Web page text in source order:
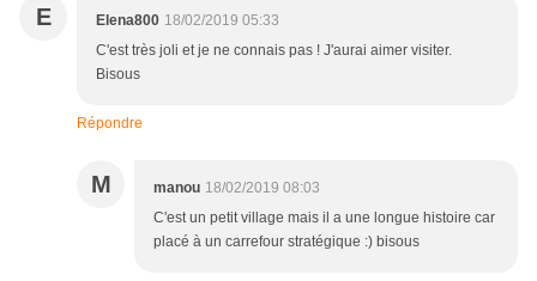
E Elena800 18/02/2019 05:33
C'est très joli et je ne connais pas ! J'aurai aimer visiter.
Bisous
Répondre
M manou 18/02/2019 08:03
C'est un petit village mais il a une longue histoire car
placé à un carrefour stratégique :) bisous